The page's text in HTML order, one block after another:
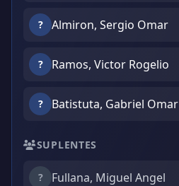
? Almiron, Sergio Omar
? Ramos, Victor Rogelio
? Batistuta, Gabriel Omar
SUPLENTES
? Fullana, Miguel Angel